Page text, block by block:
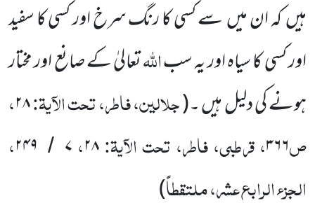
ہیںکہ ان میںسے کسی کا رنگ سرخ اور کسی کا سفید
اور کسی کا سیاہ اور یہ سباللہتعالیٰ کے صانعاور مختار
ہونے کی دلیل ہیں ۔(جلالین، فاطر، تحت الآیۃ:۲۸،
ص۳۶۶، قرطبی، فاطر، تحت الآیۃ:۲۸،۷ / ۲۴۹،
الجزء الرابع عشر، ملتقطاً)